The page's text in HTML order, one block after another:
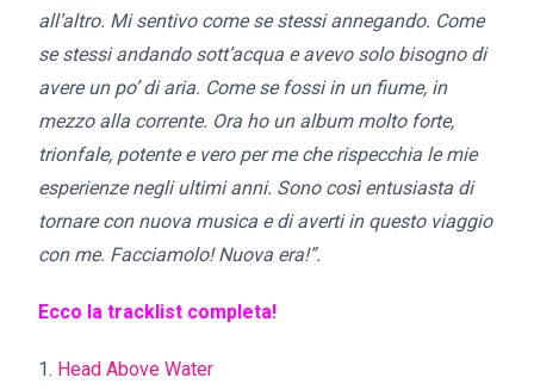
all’altro. Mi sentivo come se stessi annegando. Come
se stessi andando sott’acqua e avevo solo bisogno di
avere un po’ di aria. Come se fossi in un fiume, in
mezzo alla corrente. Ora ho un album molto forte,
trionfale, potente e vero per me che rispecchia le mie
esperienze negli ultimi anni. Sono così entusiasta di
tornare con nuova musica e di averti in questo viaggio
con me. Facciamolo! Nuova era!”.
Ecco la tracklist completa!
1. Head Above Water